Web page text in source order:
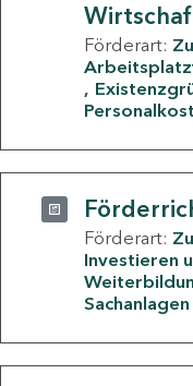
Förderart:
Förderart:
Investieren